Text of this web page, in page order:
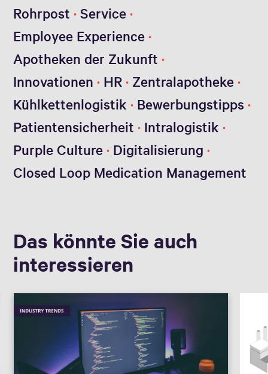
Rohrpost
Service
Employee Experience
Apotheken der Zukunft
Innovationen
HR Zentralapotheke
Kühlkettenlogistik
Bewerbungstipps
Patientensicherheit
Intralogistik
Purple Culture Digitalisierung
Closed Loop Medication Management
Das könnte Sie auch
interessieren